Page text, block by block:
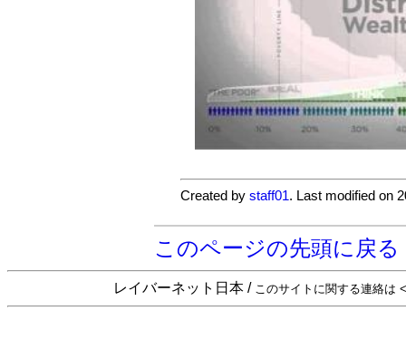
Created bystaff01. Last modified on
このページの先頭に戻る
レイバーネット日本 / このサイトに関する連絡は